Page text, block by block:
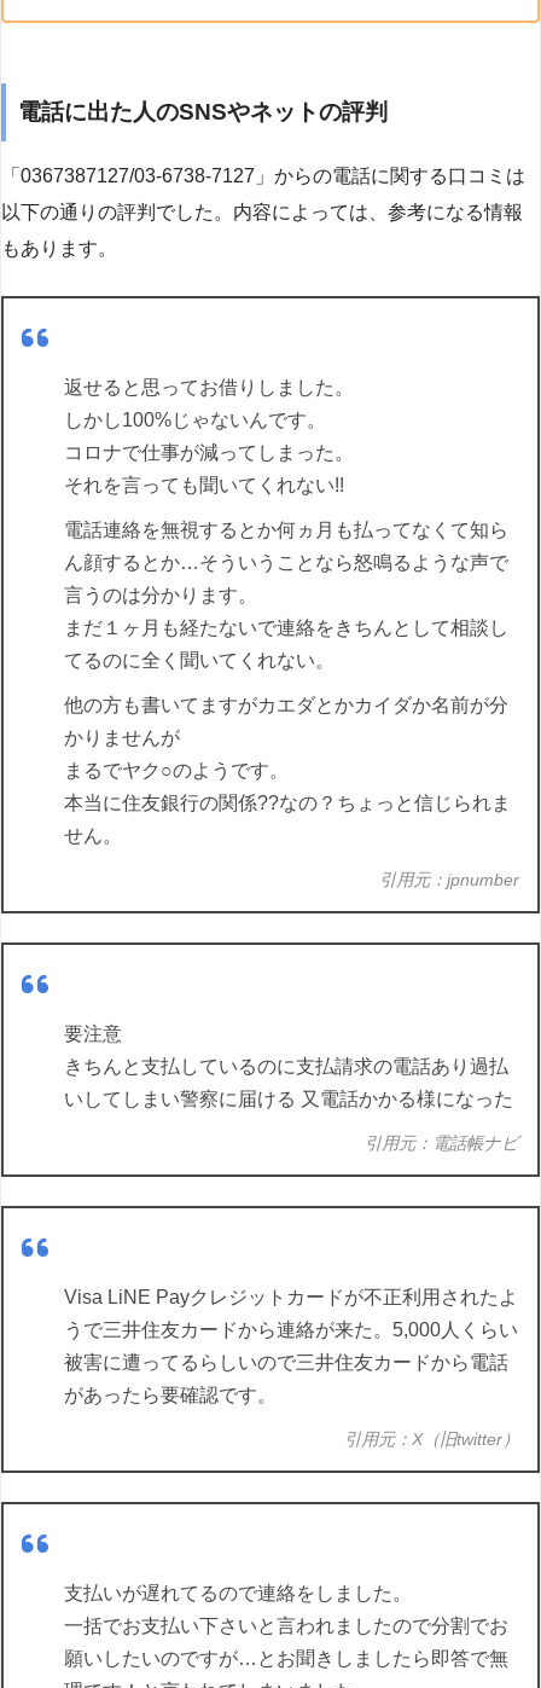
電話に出た人のSNSやネットの評判
「0367387127/03-6738-7127」からの電話に関する口コミは
以下の通りの評判でした。内容によっては、参考になる情報
もあります。
返せると思ってお借りしました。
しかし100%じゃないんです。
コロナで仕事が減ってしまった。
それを言っても聞いてくれない!!
電話連絡を無視するとか何ヵ月も払ってなくて知ら
ん顔するとか…そういうことなら怒鳴るような声で
言うのは分かります。
まだ１ヶ月も経たないで連絡をきちんとして相談し
てるのに全く聞いてくれない。
他の方も書いてますがカエダとかカイダか名前が分
かりませんが
まるでヤク○のようです。
本当に住友銀行の関係??なの？ちょっと信じられま
せん。
引用元：jpnumber
要注意
きちんと支払しているのに支払請求の電話あり過払
いしてしまい警察に届ける 又電話かかる様になった
引用元：電話帳ナビ
Visa LiNE Payクレジットカードが不正利用されたよ
うで三井住友カードから連絡が来た。5,000人くらい
被害に遭ってるらしいので三井住友カードから電話
があったら要確認です。
引用元：X（旧twitter）
支払いが遅れてるので連絡をしました。
一括でお支払い下さいと言われましたので分割でお
願いしたいのですが…とお聞きしましたら即答で無